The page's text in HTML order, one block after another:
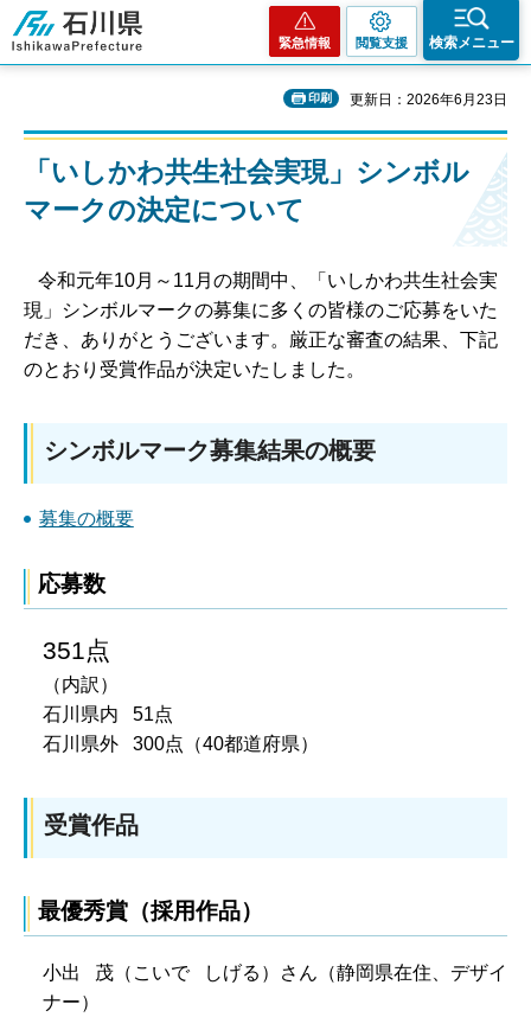
石川県
緊急情報 閲覧支援 検索メニュー
印刷 更新日：2026年6月23日
「いしかわ共生社会実現」シンボル
マークの決定について
令和元年10月～11月の期間中、「いしかわ共生社会実
現」シンボルマークの募集に多くの皆様のご応募をいた
だき、ありがとうございます。厳正な審査の結果、下記
のとおり受賞作品が決定いたしました。
シンボルマーク募集結果の概要
募集の概要
応募数
351点
（内訳）
石川県内 51点
石川県外 300点（40都道府県）
受賞作品
最優秀賞（採用作品）
小出 茂（こいで しげる）さん（静岡県在住、デザイ
ナー）